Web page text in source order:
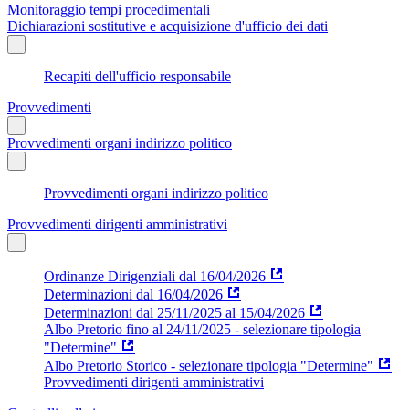
Monitoraggio tempi procedimentali
Dichiarazioni sostitutive e acquisizione d'ufficio dei dati
Recapiti dell'ufficio responsabile
Provvedimenti
Provvedimenti organi indirizzo politico
Provvedimenti organi indirizzo politico
Provvedimenti dirigenti amministrativi
Ordinanze Dirigenziali dal 16/04/2026
Determinazioni dal 16/04/2026
Determinazioni dal 25/11/2025 al 15/04/2026
Albo Pretorio fino al 24/11/2025 - selezionare tipologia
"Determine"
Albo Pretorio Storico - selezionare tipologia "Determine"
Provvedimenti dirigenti amministrativi